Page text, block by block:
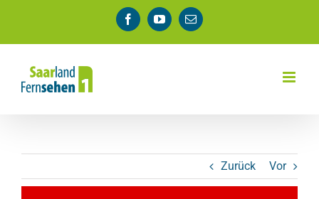
springen
FacebookYouTube
E-
Mail
Zurück Vor